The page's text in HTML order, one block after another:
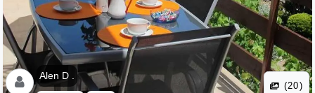
Alen D .
(20)